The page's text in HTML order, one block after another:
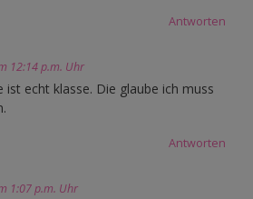
Antworten
12:14 p.m. Uhr
ist echt klasse. Die glaube ich muss
Antworten
1:07 p.m. Uhr